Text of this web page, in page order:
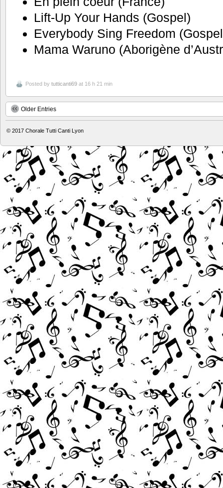
Lift-Up Your Hands (Gospel)
Everybody Sing Freedom
Mama Waruno (Aborigène
Posted by tutticanti69 at 16 h 21 min
Older Entries
© 2017 Chorale Tutti Canti Lyon